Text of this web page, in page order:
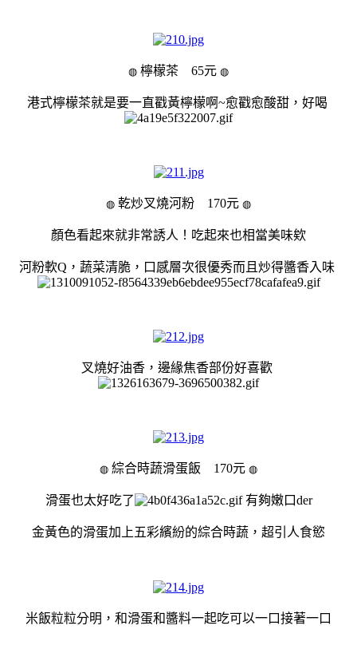
◍ 檸檬茶 65元 ◍
港式檸檬茶就是要一直戳黃檸檬啊~愈戳愈酸甜，好喝
◍ 乾炒叉燒河粉 170元 ◍
顏色看起來就非常誘人！吃起來也相當美味欸
河粉軟Q，蔬菜清脆，口感層次很優秀而且 炒得醬香入味
叉燒好油香，邊緣焦香部份好喜歡
◍ 綜合時蔬滑蛋飯 170元 ◍
滑蛋也太好吃了 有夠嫩口der
金黃色的滑蛋加上五彩繽紛的綜合時蔬，超引人食慾
米飯粒粒分明，和滑蛋和醬料一起吃可以一口接著一口